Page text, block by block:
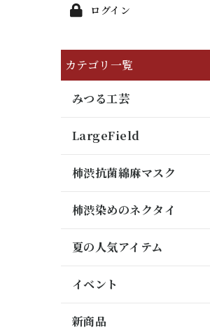
ログイン
カテゴリ一覧
みつる工芸
LargeField
柿渋抗菌綿麻マスク
柿渋染めのネクタイ
夏の人気アイテム
イベント
新商品